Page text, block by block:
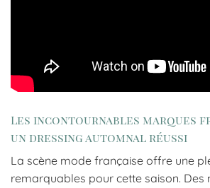
Les incontournables marques
un dressing automnal réussi
La scène mode française offre une
remarquables pour cette saison. Des